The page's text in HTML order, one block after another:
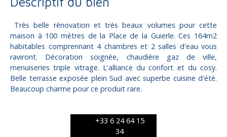
Très belle rénovation et très beaux volumes pour cette
maison à 100 mètres de la Place de la Guierle. Ces 164m2
habitables comprennant 4 chambres et 2 salles d'eau vous
raviront. Décoration soignée, chaudière gaz de ville,
menuiseries triple vitrage. L'alliance du confort et du cosy.
Belle terrasse exposée plein Sud avec superbe cuisine d'été.
Beaucoup charme pour ce produit rare.
+33 6 24 64 15
34